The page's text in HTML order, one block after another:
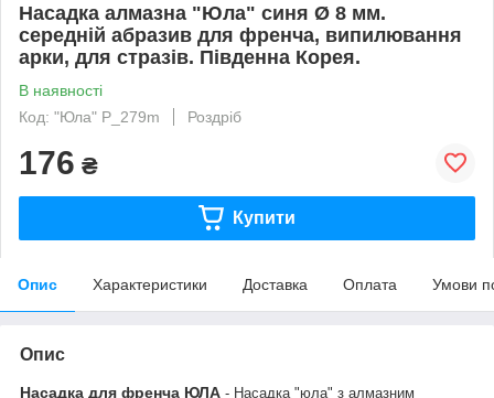
Насадка алмазна "Юла" синя Ø 8 мм.
середній абразив для френча, випилювання
арки, для стразів. Південна Корея.
В наявності
Код: "Юла" P_279m
Роздріб
176 ₴
Купити
Опис Характеристики Доставка Оплата Умови
Опис
Насадка для френча ЮЛА - Насадка "юла" з алмазним